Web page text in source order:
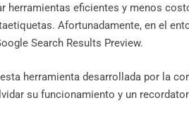
herramientas eficientes y menos
Afortunadamente, en el
Search Results Preview.
herramienta desarrollada por la
su funcionamiento y un